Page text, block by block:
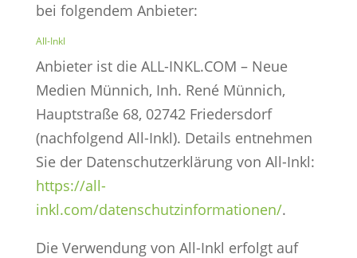
bei folgendem Anbieter:
All-Inkl
Anbieter ist die ALL-INKL.COM – Neue
Medien Münnich, Inh. René Münnich,
Hauptstraße 68, 02742 Friedersdorf
(nachfolgend All-Inkl). Details entnehmen
Sie der Datenschutzerklärung von All-Inkl:
https://all-
inkl.com/datenschutzinformationen/.
Die Verwendung von All-Inkl erfolgt auf